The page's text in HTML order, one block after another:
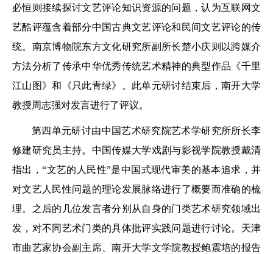
必恒则接续探讨文艺评论知识资源的问题，认为互联网文
艺酷评蕴含着部分中国古典文艺评论和民间文艺评论的传
统。南京博物院东方文化研究所副所长楚小庆则以跨媒介
方法分析了传承中华优秀传统艺术精神的典型作品《千里
江山图》和《只此青绿》。此单元研讨结束后，南开大学
教授周志强对发言进行了评议。
第四单元研讨由中国艺术研究院艺术学研究所所长李
修建研究员主持。中国传媒大学戏剧与影视学院教授戴清
指出，“文艺的人民性”是中国式现代审美的基本追求，并
对文艺人民性问题的理论发展脉络进行了概要而准确的梳
理。之后的几位发言者分别从自身的门类艺术研究领域出
发，对不同艺术门类的具体批评实践问题进行讨论。天津
市曲艺家协会副主席、南开大学文学院教授鲍震培的报告